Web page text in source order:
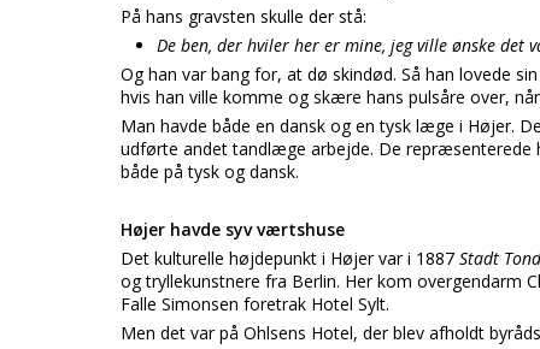
På hans gravsten skulle der stå:
De ben, der hviler her er mine, jeg ville ønske det
Og han var bang for, at dø skindød. Så han lovede
hvis han ville komme og skære hans pulsåre over,
Man havde både en dansk og en tysk læge i Højer.
udførte andet tandlæge arbejde. De repræsenterede
både på tysk og dansk.
Højer havde syv værtshuse
Det kulturelle højdepunkt i Højer var i 1887 Stadt
og tryllekunstnere fra Berlin. Her kom overgendarm
Falle Simonsen foretrak Hotel Sylt.
Men det var på Ohlsens Hotel, der blev afholdt